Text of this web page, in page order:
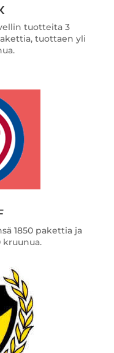
tuotteita 3
tuottaen yli
1850 pakettia ja
kruunua.